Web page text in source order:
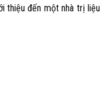
thiệu đến một nhà trị liệu